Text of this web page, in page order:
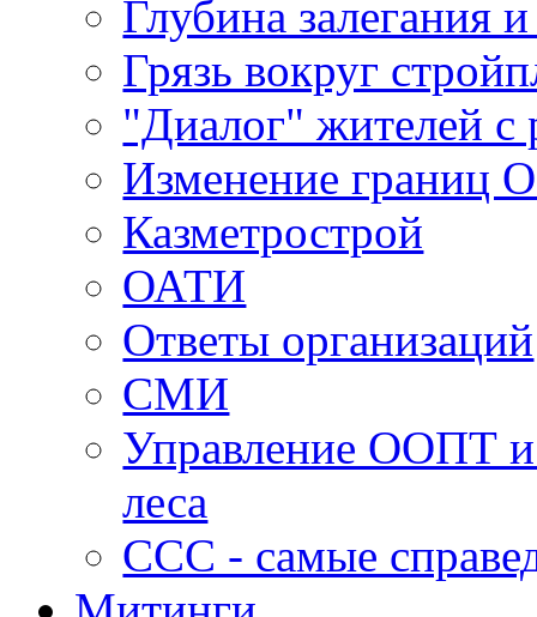
Глубина залегания
Грязь вокруг
"Диалог" жителей с
Изменение границ
Казметрострой
ОАТИ
Ответы организаций
СМИ
Управление ООПТ и
леса
ССС - самые